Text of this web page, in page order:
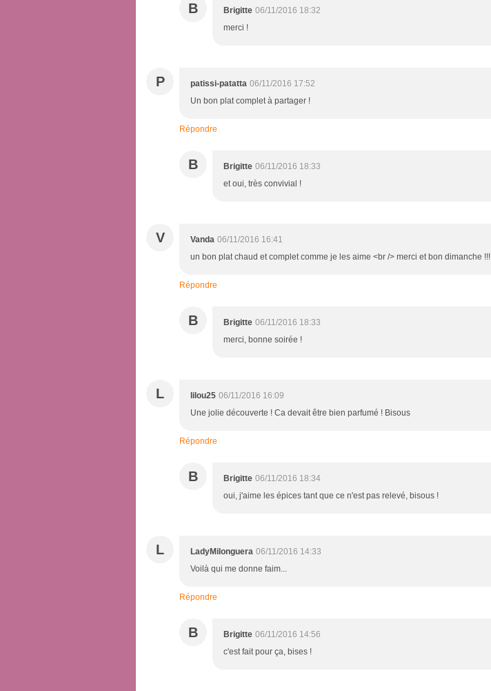
B Brigitte 06/11/2016 18:32
merci !
P patissi-patatta 06/11/2016 17:52
Un bon plat complet à partager !
Répondre
B Brigitte 06/11/2016 18:33
et oui, très convivial !
V Vanda 06/11/2016 16:41
un bon plat chaud et complet comme je les aime <br /> merci et bon dimanche !!!
Répondre
B Brigitte 06/11/2016 18:33
merci, bonne soirée !
L lilou25 06/11/2016 16:09
Une jolie découverte ! Ca devait être bien parfumé ! Bisous
Répondre
B Brigitte 06/11/2016 18:34
oui, j'aime les épices tant que ce n'est pas relevé, bisous !
L LadyMilonguera 06/11/2016 14:33
Voilà qui me donne faim...
Répondre
B Brigitte 06/11/2016 14:56
c'est fait pour ça, bises !